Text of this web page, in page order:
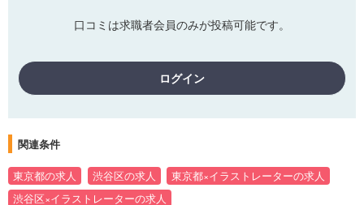
口コミは求職者会員のみが投稿可能です。
ログイン
関連条件
東京都の求人 渋谷区の求人
東京都×イラストレーターの求人
渋谷区×イラストレーターの求人